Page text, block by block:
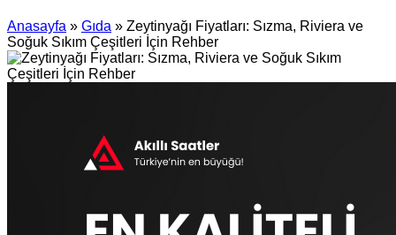
Anasayfa » Gıda » Zeytinyağı Fiyatları: Sızma, Riviera ve
Soğuk Sıkım Çeşitleri İçin Rehber